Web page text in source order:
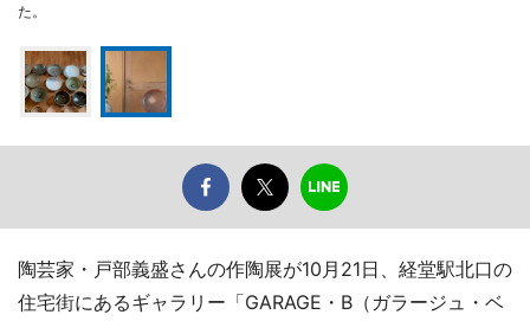
た。
陶芸家・戸部義盛さんの作陶展が10月21日、経堂駅北口の
住宅街にあるギャラリー「GARAGE・B（ガラージュ・ベ